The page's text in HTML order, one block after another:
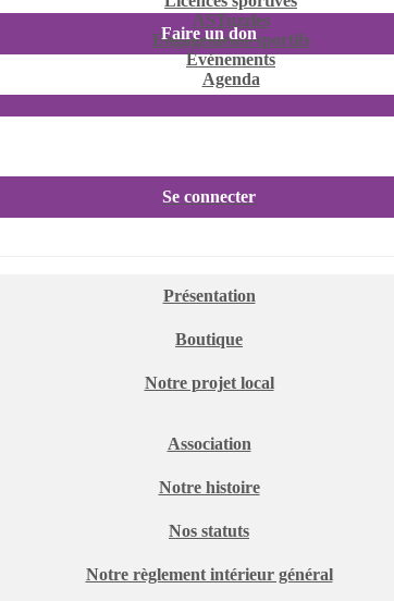
ASTuzzles
Engagements sportifs
Événements
Agenda
Faire un don
Se connecter
Présentation
Boutique
Notre projet local
Association
Notre histoire
Nos statuts
Notre règlement intérieur général